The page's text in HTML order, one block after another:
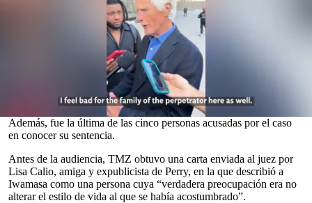
seconds
seconds
Kenneth Iwamasa, asistente deMatthew Perry
supuestamente salió a conducir uno de los autos del actor apenas
sobredosis fatal
que terminó con la vida de la
en 2023.
Iwamasa, de 60 años, se declaró culpable de un cargo por
conspiración para distribuir ketamina que derivó en la muerte del
actor y el miércoles recibió una condena de 41 meses de prisión.
Además, fue la última de las cinco personas acusadas por el caso
en conocer su sentencia.
Antes de la audiencia, TMZ obtuvo una carta enviada al juez por
Lisa Calio, amiga y expublicista de Perry, en la que describió a
Iwamasa como una persona cuya “verdadera preocupación era no
alterar el estilo de vida al que se había acostumbrado”.